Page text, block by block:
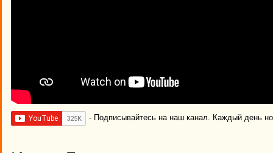
- Подписывайтесь на наш канал. Каждый день